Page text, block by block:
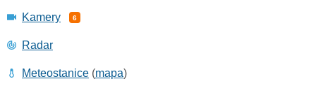
Kamery 6
Radar
Meteostanice (mapa)